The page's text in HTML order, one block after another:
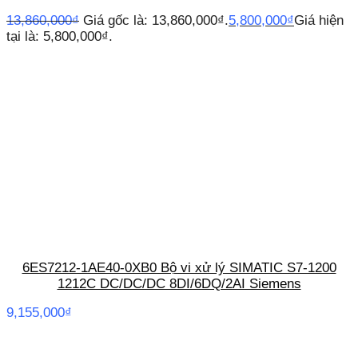
13,860,000₫ Giá gốc là: 13,860,000₫.5,800,000₫Giá hiện
tại là: 5,800,000₫.
6ES7212-1AE40-0XB0 Bộ vi xử lý SIMATIC S7-1200
1212C DC/DC/DC 8DI/6DQ/2AI Siemens
9,155,000₫